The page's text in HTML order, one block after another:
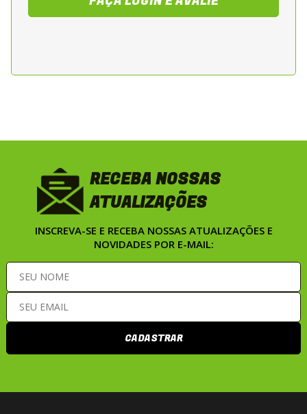
RECEBA NOSSAS
ATUALIZAÇÕES
INSCREVA-SE E RECEBA NOSSAS ATUALIZAÇÕES E
NOVIDADES POR E-MAIL:
CADASTRAR